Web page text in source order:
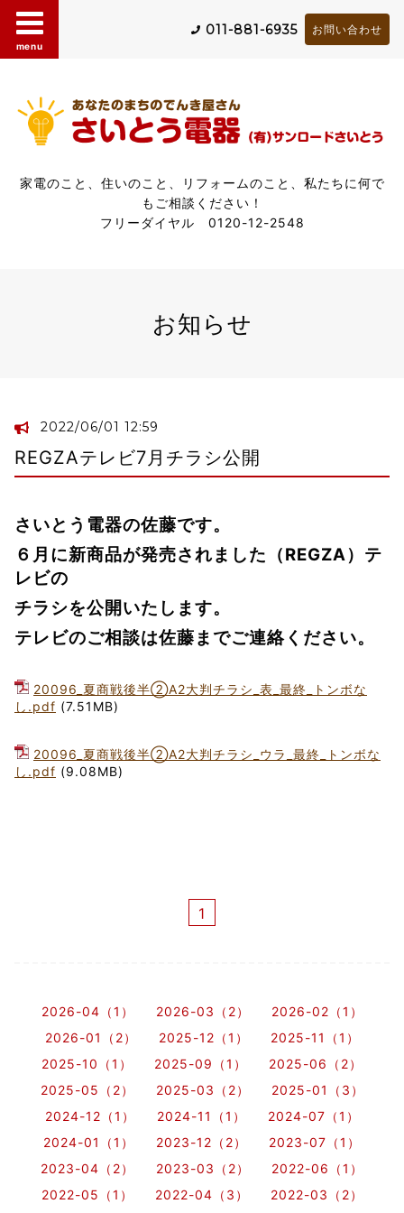
menu
011-881-6935 お問い合わせ
家電のこと、住いのこと、リフォームのこと、私たちに何で
もご相談ください！
フリーダイヤル 0120-12-2548
お知らせ
2022/06/01 12:59
REGZAテレビ7月チラシ公開
さいとう電器の佐藤です。
６月に新商品が発売されました（REGZA）テ
レビの
チラシを公開いたします。
テレビのご相談は佐藤までご連絡ください。
20096_夏商戦後半②A2大判チラシ_表_最終_トンボな
し.pdf (7.51MB)
20096_夏商戦後半②A2大判チラシ_ウラ_最終_トンボな
し.pdf (9.08MB)
1
2026-04（1） 2026-03（2）
2026-02（1）
2026-01（2）
2025-12（1）
2025-11（1）
2025-10（1）
2025-09（1）
2025-06（2）
2025-05（2）
2025-03（2）
2025-01（3）
2024-12（1）
2024-11（1）
2024-07（1）
2024-01（1）
2023-12（2）
2023-07（1）
2023-04（2）
2023-03（2）
2022-06（1）
2022-05（1）
2022-04（3）
2022-03（2）